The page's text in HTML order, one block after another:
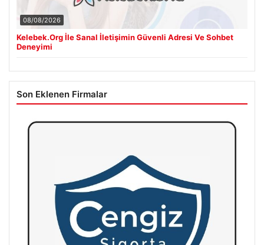
08/08/2026
Kelebek.Org İle Sanal İletişimin Güvenli Adresi Ve Sohbet
Deneyimi
Son Eklenen Firmalar